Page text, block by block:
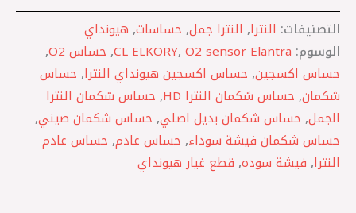
التصنيفات: النترا, النترا جمل, حساسات, هيونداي
الوسوم:
CL ELKORY, O2 sensor Elantra
, حساس O2
,
حساس اكسجين, حساس اكسجين هيونداي النترا, حساس
شكمان, حساس شكمان النترا HD , حساس شكمان النترا
الجمل, حساس شكمان بديل اصلي, حساس شكمان صيني,
حساس شكمان فيشة سوداء, حساس عادم, حساس عادم
النترا, فيشة سوده, قطع غيار هيونداي